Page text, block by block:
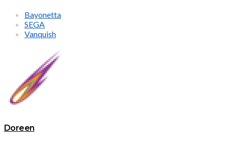
Bayonetta
SEGA
Vanquish
Doreen